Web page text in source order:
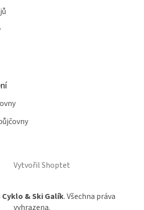
Vytvořil Shoptet
Cyklo & Ski Galík. Všechna práva
vyhrazena.